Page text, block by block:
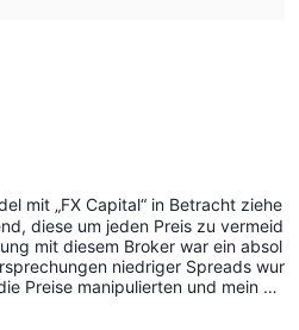
Anlagezeiträumen
250 Tage und versprechen
Diese Pläne erfordern
bis ₮10000 und richten sich
bei verlängerten
bietet FX Capital die
die sich über 300 Tage
mit „FX Capital“ in Betracht ziehe
diese um jeden Preis zu vermeid
mit diesem Broker war ein absol
niedriger Spreads wur
Preise manipulierten und mein Ko
Ich fiel ihrem Plan zum Opfer u